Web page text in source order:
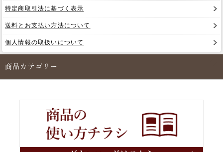
特定商取引法に基づく表示
送料とお支払い方法について
個人情報の取扱いについて
商品カテゴリー